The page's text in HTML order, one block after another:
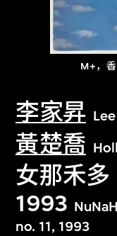
M+，
李家昇
黃楚喬
女那禾多
1993
no. 11, 1993
文化藏品。